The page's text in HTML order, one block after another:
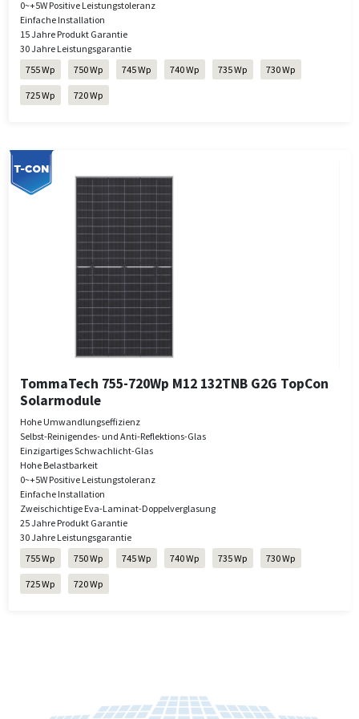
0~+5W Positive Leistungstoleranz
Einfache Installation
15 Jahre Produkt Garantie
30 Jahre Leistungsgarantie
755 Wp
750 Wp 745 Wp 740 Wp 735 Wp 730 Wp
725 Wp 720 Wp
TommaTech 755-720Wp M12 132TNB G2G TopCon
Solarmodule
Hohe Umwandlungseffizienz
Selbst-Reinigendes- und Anti-Reflektions-Glas
Einzigartiges Schwachlicht-Glas
Hohe Belastbarkeit
0~+5W Positive Leistungstoleranz
Einfache Installation
Zweischichtige Eva-Laminat-Doppelverglasung
25 Jahre Produkt Garantie
30 Jahre Leistungsgarantie
755 Wp
750 Wp 745 Wp 740 Wp 735 Wp 730 Wp
725 Wp 720 Wp